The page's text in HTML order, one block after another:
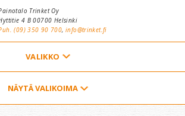
Trinket Oy
4 B 00700 Helsinki
(09) 350 90 700, info@trinket.fi
YHTEYSTIEDOT
NÄYTÄ VALIKOIMA